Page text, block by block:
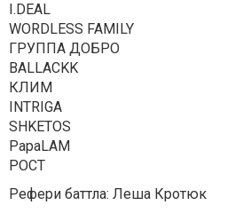
I.DEAL
WORDLESS FAMILY
ГРУППА ДОБРО
BALLACKK
КЛИМ
INTRIGA
SHKETOS
PapaLAM
РОСТ
Рефери баттла: Леша Кротюк